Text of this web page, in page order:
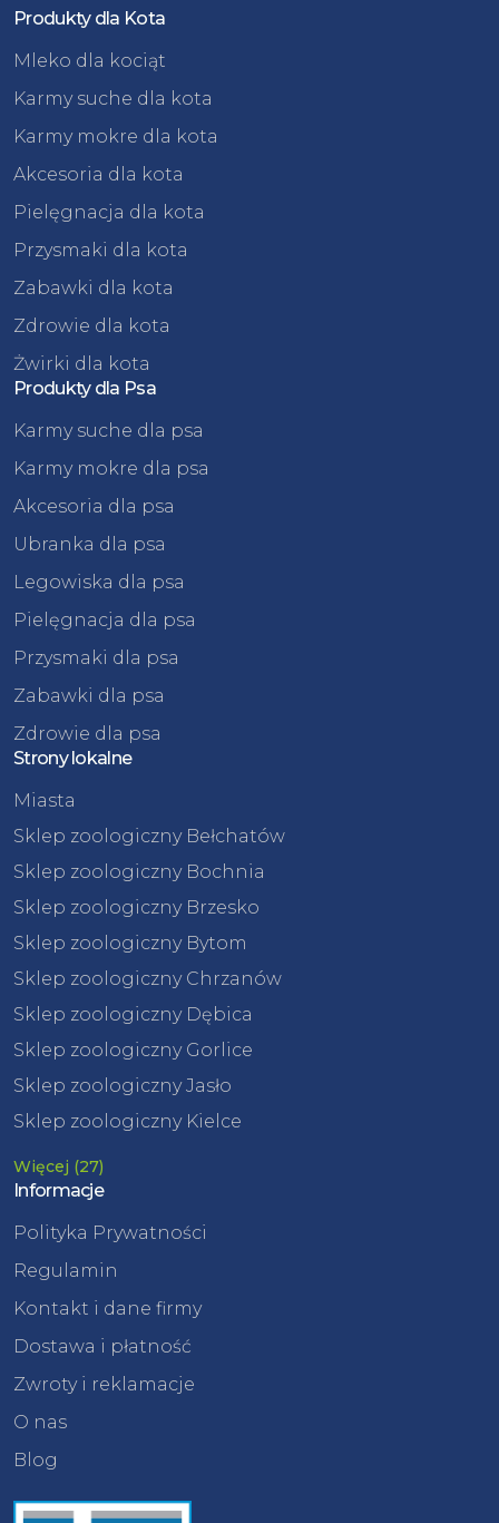
Produkty dla Kota
Mleko dla kociąt
Karmy suche dla kota
Karmy mokre dla kota
Akcesoria dla kota
Pielęgnacja dla kota
Przysmaki dla kota
Zabawki dla kota
Zdrowie dla kota
Żwirki dla kota
Produkty dla Psa
Karmy suche dla psa
Karmy mokre dla psa
Akcesoria dla psa
Ubranka dla psa
Legowiska dla psa
Pielęgnacja dla psa
Przysmaki dla psa
Zabawki dla psa
Zdrowie dla psa
Strony lokalne
Miasta
Sklep zoologiczny Bełchatów
Sklep zoologiczny Bochnia
Sklep zoologiczny Brzesko
Sklep zoologiczny Bytom
Sklep zoologiczny Chrzanów
Sklep zoologiczny Dębica
Sklep zoologiczny Gorlice
Sklep zoologiczny Jasło
Sklep zoologiczny Kielce
Więcej (27)
Informacje
Polityka Prywatności
Regulamin
Kontakt i dane firmy
Dostawa i płatność
Zwroty i reklamacje
O nas
Blog